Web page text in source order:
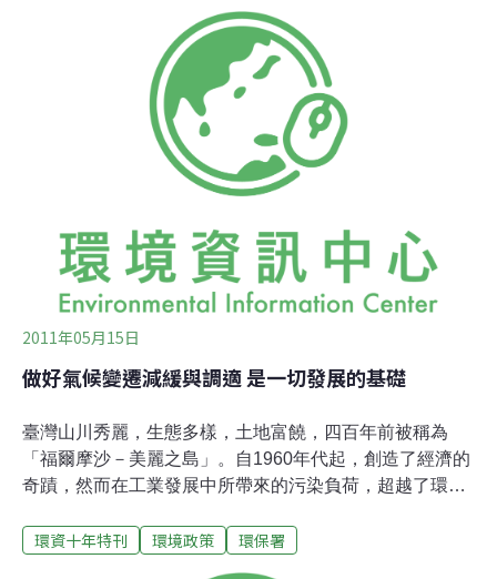
環境而發聲。在台灣，透過台灣地球日網站與電子報，正
是傳揚此一精神 –民間的自發性與自我覺醒。作為地球日
在台灣的發動者，台灣環境資訊協會近十年的推動，從網
站的規畫可真切地看到社會的變化。早年多為介紹地球日
的專文，及自行規畫的專題；近年則大幅譯介國外行動方
案、與國內響應活動，也有越來越多的企業與團體，開始
主動規畫呼應地球日主題的活動；同時，來電詢問的電話
漸發酵，大眾對環境之關心也開始萌芽。不只是草根運動
的精神在台灣擴散，透過在地行動，也讓台灣反
2011年05月15日
做好氣候變遷減緩與調適 是一切發展的基礎
臺灣山川秀麗，生態多樣，土地富饒，四百年前被稱為
「福爾摩沙－美麗之島」。自1960年代起，創造了經濟的
奇蹟，然而在工業發展中所帶來的污染負荷，超越了環境
的環保意識開始萌芽，1980年代全國民眾環保意識逐漸提
環資十年特刊 環境政策 環保署